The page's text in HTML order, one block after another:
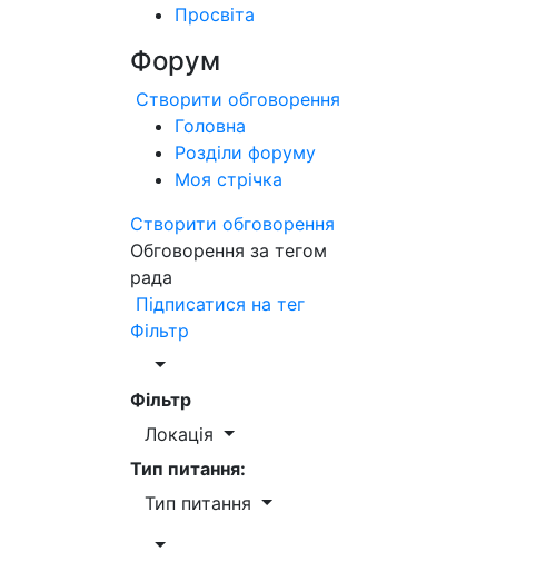
Просвіта
Форум
Створити обговорення
Головна
Розділи форуму
Моя стрічка
Створити обговорення
Обговорення за тегом
рада
Підписатися на тег
Фільтр
Фільтр
Локація
Тип питання:
Тип питання